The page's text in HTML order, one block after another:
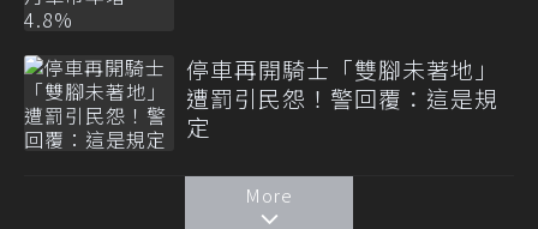
停車再開騎士「雙腳未著地」
遭罰引民怨！警回覆：這是規
定
More